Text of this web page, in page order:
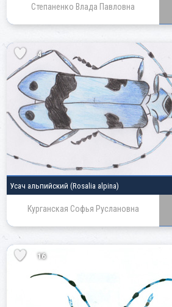
Степаненко Влада Павловна
4
Усач альпийский (Rosalia alpina)
Курганская Софья Руслановна
16